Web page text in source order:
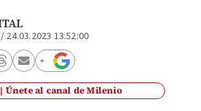
/ 24.03.2023 13:52:00
Únete al canal de Milenio